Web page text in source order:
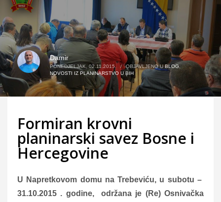
Damir
PONEDJELJAK, 02.11.2015. / OBJAVLJENO UBLOG
NOVOSTI IZ PLANINARSTVO U BIH
Formiran krovni
planinarski savez Bosne i
Hercegovine
U Napretkovom domu na Trebeviću, u subotu –
31.10.2015 . godine, održana je (Re) Osnivačka